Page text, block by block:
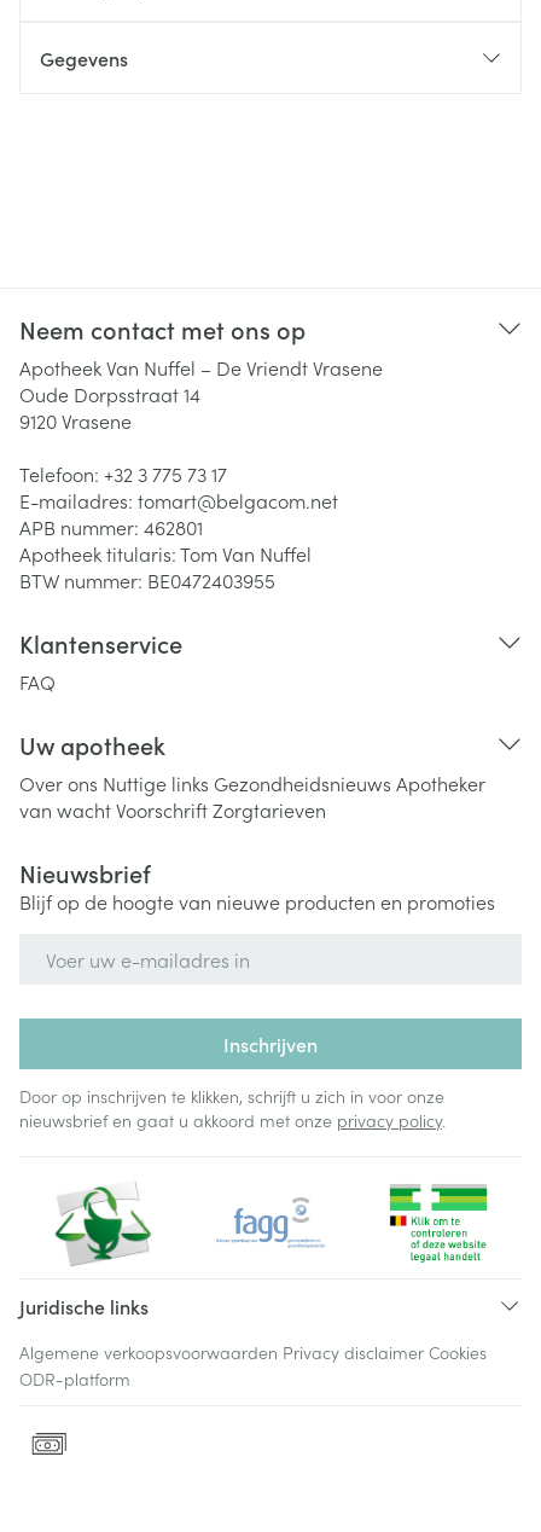
Gegevens
Neem contact met ons op
Apotheek Van Nuffel – De Vriendt Vrasene
Oude Dorpsstraat 14
9120Vrasene
Telefoon: +32 3 775 73 17
E-mailadres: tomart@belgacom.net
APB nummer: 462801
Apotheek titularis:Tom Van Nuffel
BTW nummer: BE0472403955
Klantenservice
FAQ
Uw apotheek
Over ons Nuttige links Gezondheidsnieuws Apotheker
van wachtVoorschriftZorgtarieven
Nieuwsbrief
Blijf op de hoogte van nieuwe producten en promoties
Inschrijven
Door op inschrijven te klikken, schrijft u zich in voor onze
nieuwsbrief en gaat u akkoord met onze privacy policy.
Juridische links
Algemene verkoopsvoorwaarden Privacy disclaimer Cookies
ODR-platform